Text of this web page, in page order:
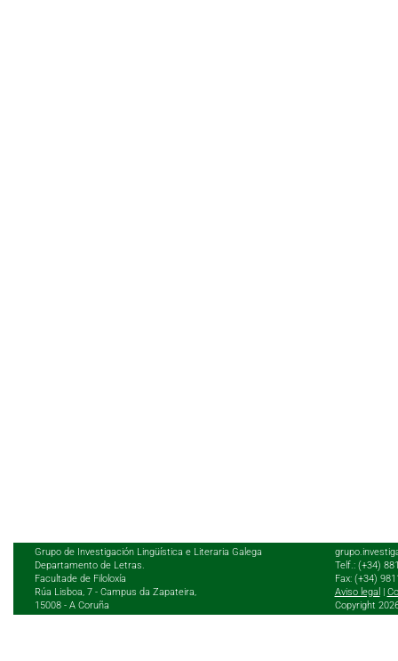
Grupo de Investigación Lingüística e Literaria Galega
Departamento de Letras.
Facultade de Filoloxía
Rúa Lisboa, 7 - Campus da Zapateira,
15008 - A Coruña
Telf.: (+34)
Fax: (+34)
Aviso legal
Copyright